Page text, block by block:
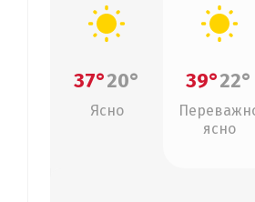
37°20°
Ясно
39°22°
ясно